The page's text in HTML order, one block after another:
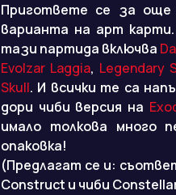
Пригответе се за още
варианта на арт
тази партида включва
Evolzar Laggia, Legendary
Skull. И всички те са
дори чиби версия на
имало толкова много
опаковка!
(Предлагат се и:
Construct и чиби